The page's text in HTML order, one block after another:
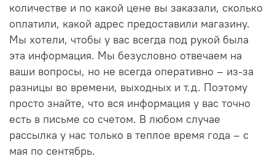
количестве и по какой цене вы заказали, сколько
оплатили, какой адрес предоставили магазину.
Мы хотели, чтобы у вас всегда под рукой была
эта информация. Мы безусловно отвечаем на
ваши вопросы, но не всегда оперативно – из-за
разницы во времени, выходных и т.д. Поэтому
просто знайте, что вся информация у вас точно
есть в письме со счетом. В любом случае
рассылка у нас только в теплое время года – с
мая по сентябрь.